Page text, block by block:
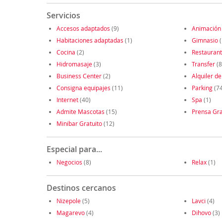
Servicios
Accesos adaptados (9) Animación
Habitaciones adaptadas (1) Gimnasio
Cocina (2)
Hidromasaje(3) Transfer
Business Center(2)
Alquiler
Consigna equipajes (11) Parking
Internet(40) Spa (1)
Admite Mascotas (15)
Prensa
Minibar Gratuito(12)
Especial para...
Negocios (8) Relax(1)
Destinos cercanos
Nizepole(5) Lavci (4)
Magarevo(4) Dihovo(3)